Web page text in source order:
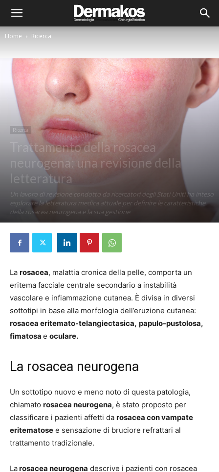
Home Ricerca
Ricerca
Trattamento della rosacea
neurogena: una revisione della
letteratura
Un lavoro di revisione condotto da ricercatori degli Stati Uniti ha inteso
esplorare la letteratura medica attuale per definire le caratteristiche
della rosacea neurogena e la sua gestione
Di Elena D'Alessandri - 9 Settembre 2024
La rosacea, malattia cronica della pelle, comporta un
eritema facciale centrale secondario a instabilità
vascolare e infiammazione cutanea. È divisa in diversi
sottotipi in base alla morfologia dell’eruzione cutanea:
rosacea eritemato-telangiectasica, papulo-pustolosa,
fimatosa e oculare.
La rosacea neurogena
Un sottotipo nuovo e meno noto di questa patologia,
chiamato rosacea neurogena, è stato proposto per
classificare i pazienti affetti da rosacea con vampate
eritematose e sensazione di bruciore refrattari al
trattamento tradizionale.
Larosacea neurogena descrive i pazienti con rosacea